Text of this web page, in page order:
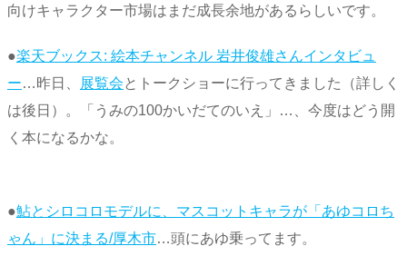
向けキャラクター市場はまだ成長余地があるらしいです。
●楽天ブックス: 絵本チャンネル 岩井俊雄さんインタビュ
ー…昨日、 展覧会 とトークショーに行ってきました（詳しく
は後日）。「うみの100かいだてのいえ」…、今度はどう開
く本になるかな。
●鮎とシロコロモデルに、マスコットキャラが「あゆコロち
ゃん」に決まる/厚木市…頭にあゆ乗ってます。